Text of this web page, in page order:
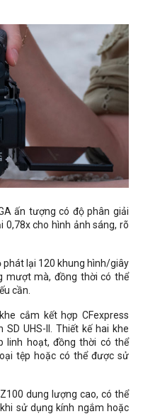
ấn tượng có độ phân giải
0,78x cho hình ảnh sáng, rõ
phát lại 120 khung hình/giây
mượt mà, đồng thời có thể
cần.
cắm kết hợp CFexpress
UHS-II. Thiết kế hai khe
linh hoạt, đồng thời có thể
tệp hoặc có thể được sử
dung lượng cao, có thể
sử dụng kính ngắm hoặc